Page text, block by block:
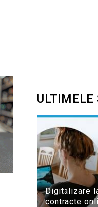
ULTIMELE
Digitalizare
contracte